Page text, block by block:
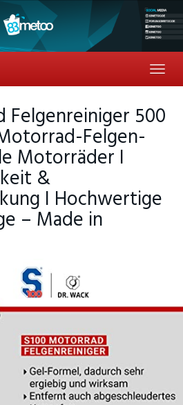
Felgenreiniger 500
Felgen-
Motorräder I
&
I Hochwertige
– Made in